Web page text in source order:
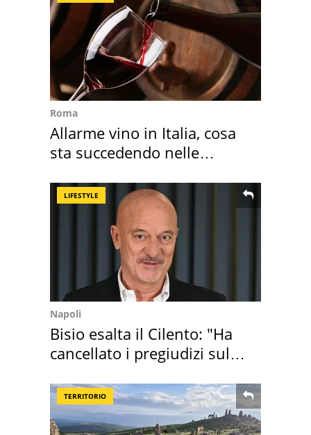
Roma
Allarme vino in Italia, cosa
sta succedendo nelle
LIFESTYLE
Napoli
Bisio esalta il Cilento: "Ha
cancellato i pregiudizi sul
TERRITORIO